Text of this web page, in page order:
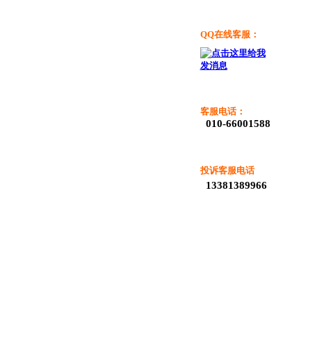
QQ在线客服：
客服电话：
010-66001588
投诉客服电话
13381389966